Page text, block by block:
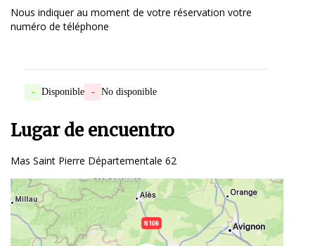
Nous indiquer au moment de votre réservation votre
numéro de téléphone
- Disponible - No disponible
Lugar de encuentro
Mas Saint Pierre Départementale 62